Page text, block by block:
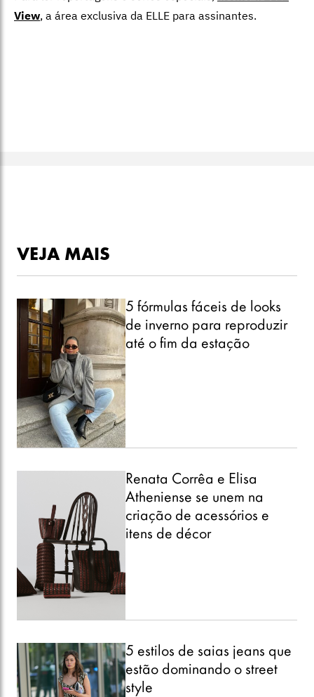
View, a área exclusiva da ELLE para assinantes.
VEJA MAIS
5 fórmulas fáceis de looks
de inverno para reproduzir
até o fim da estação
Renata Corrêa e Elisa
Atheniense se unem na
criação de acessórios e
itens de décor
5 estilos de saias jeans que
estão dominando o street
style